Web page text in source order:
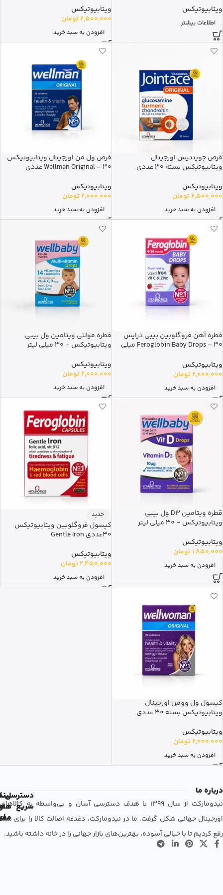
ویتابیوتیکس
اطلاعات بیشتر
ویتابیوتیکس
2,500,000 تومان
افزودن به سبد خرید
قرص جوینتیس اورجینال
ویتابیوتیکس بسته 30 عددی
ویتابیوتیکس
2,500,000تومان
افزودن به سبد خرید
قرص ول من اورجینال ویتابیوتیکس
Wellman Original – 30 عددی
ویتابیوتیکس
2,000,000 تومان
افزودن به سبد خرید
قطره آهن فروگلوبین بیبی دراپس
Feroglobin Baby Drops – 30 میلی
ویتابیوتیکس
2,000,000تومان
افزودن به سبد خرید
قطره مولتی ویتامین ول بیبی
ویتابیوتیکس – 30 میلی لیتر
ویتابیوتیکس
2,000,000 تومان
افزودن به سبد خرید
قطره ویتامین D3 ول بیبی
ویتابیوتیکس – 30 میلی لیتر
ویتابیوتیکس
1,850,000تومان
افزودن به سبد خرید
جدید
کپسول فروگلوبین ویتابیوتیکس
30عددی Gentle Iron
ویتابیوتیکس
2,450,000 تومان
افزودن به سبد خرید
کپسول ول وومن اورجینال
ویتابیوتیکس بسته 30 عددی
ویتابیوتیکس
2,000,000تومان
افزودن به سبد خرید
درباره ما
نیدومارکت از سال 1399 با هدف دسترسی آسان و بی‌واسطه به کالاهای
اورجینال جهانی شکل گرفت. ما در نیدومارکت، دغدغه اصالت کالا را برای شما
رفع کردیم تا با خیالی آسوده، بهترین‌های بازار جهانی را در خانه داشته باشید.
دسترسی
سریع